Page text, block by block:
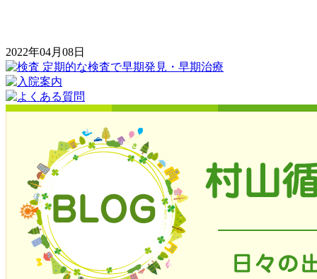
2022年04月08日